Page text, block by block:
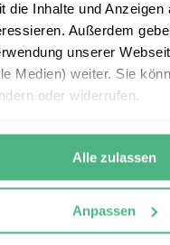
die Inhalte und Anzeigen
Außerdem
unserer
Medien) weiter. Sie
oder widerrufen.
Alle zulassen
Anpassen
E-mail
azoren@erlebe.de